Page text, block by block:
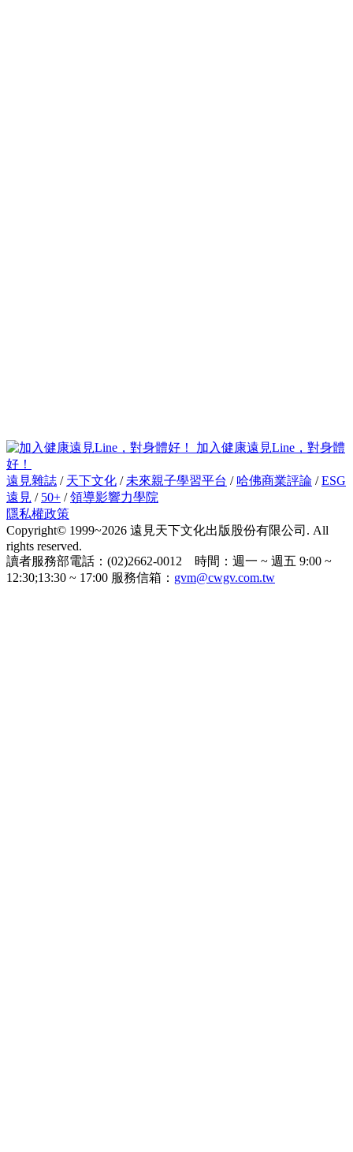
加入健康遠見Line，對身體
好！
遠見雜誌 / 天下文化 / 未來親子學習平台 / 哈佛商業評論 /ESG
遠見 / 50+ /領導影響力學院
隱私權政策
Copyright© 1999~2026 遠見天下文化出版股份有限公司. All
rights reserved.
讀者服務部電話：(02)2662-0012 時間：週一 ~ 週五 9:00 ~
12:30;13:30 ~ 17:00 服務信箱： gvm@cwgv.com.tw